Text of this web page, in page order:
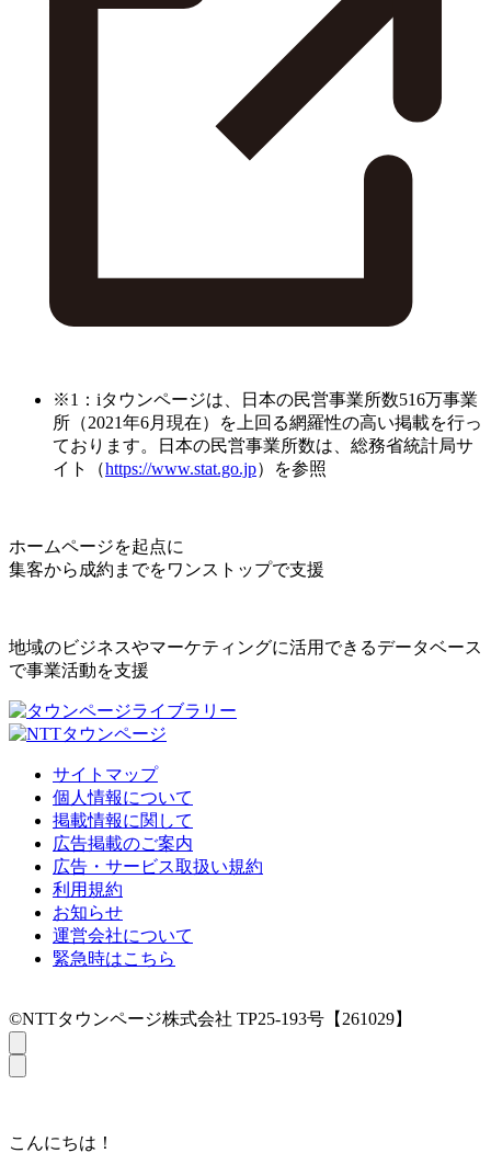
※1：iタウンページは、日本の民営事業所数516万事業
所（2021年6月現在）を上回る網羅性の高い掲載を行っ
ております。日本の民営事業所数は、総務省統計局サ
イト（https://www.stat.go.jp）を参照
ホームページを起点に
集客から成約までをワンストップで支援
地域のビジネスやマーケティングに活用できるデータベース
で事業活動を支援
サイトマップ
個人情報について
掲載情報に関して
広告掲載のご案内
広告・サービス取扱い規約
利用規約
お知らせ
運営会社について
緊急時はこちら
©NTTタウンページ株式会社 TP25-193号【261029】
こんにちは！